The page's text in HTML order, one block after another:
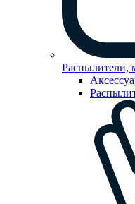
Распылители,